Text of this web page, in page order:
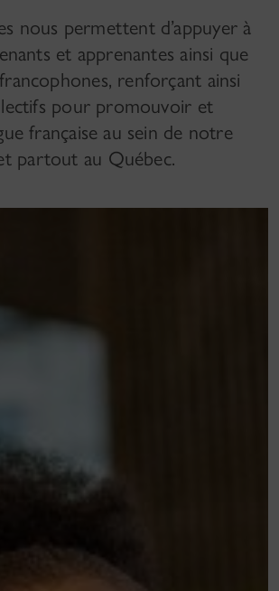
nous permettent d’appuyer à
et apprenantes ainsi que
renforçant ainsi
pour promouvoir et
française au sein de notre
partout au Québec.